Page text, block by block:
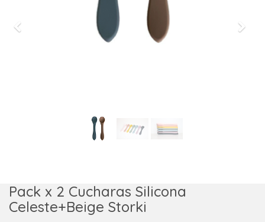
Next
Pack x 2 Cucharas Silicona
Celeste+Beige Storki